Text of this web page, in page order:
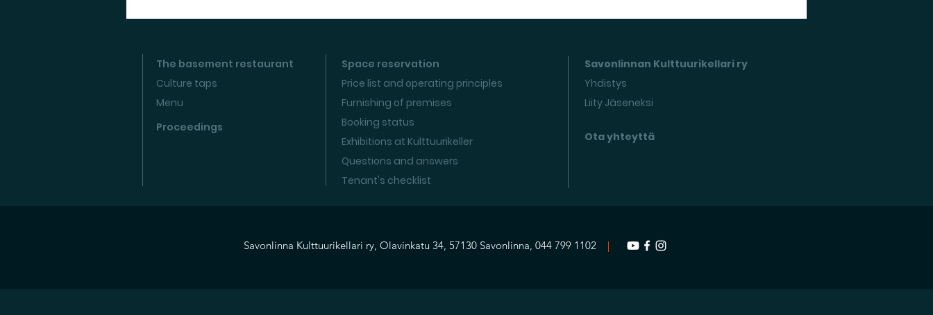
The basement restaurant
Culture taps
Menu
Proceedings
Space reservation
Price list and operating principles
Furnishing of premises
Booking status
Exhibitions at Kulttuurikeller
Questions and answers
Tenant's checklist
Savonlinnan Kulttuurikellari ry
Yhdistys
Liity Jäseneksi
Ota yhteyttä
Savonlinna Kulttuurikellari ry, Olavinkatu 34, 57130 Savonlinna, 044 799 1102 |